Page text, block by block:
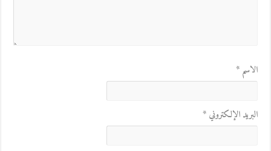
الاسم*
البريد الإلكتروني*